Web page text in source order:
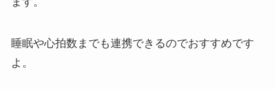
睡眠や心拍数までも連携できるのでおすすめです
よ。